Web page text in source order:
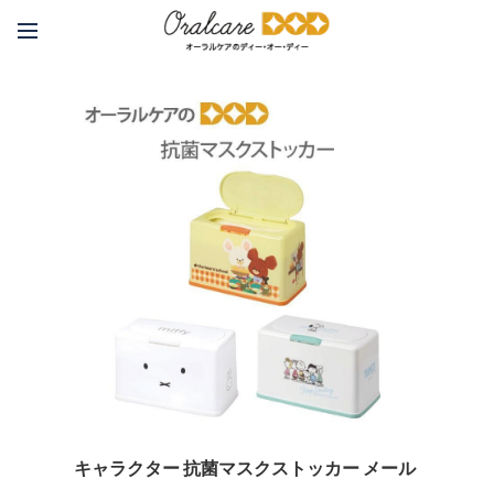
キャラクター 抗菌マスクストッカー メール